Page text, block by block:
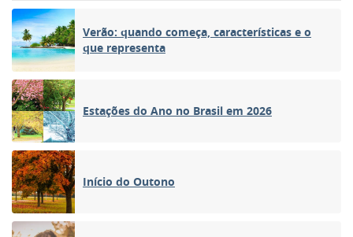
Verão: quando começa, características e o
que representa
Estações do Ano no Brasil em 2026
Início do Outono